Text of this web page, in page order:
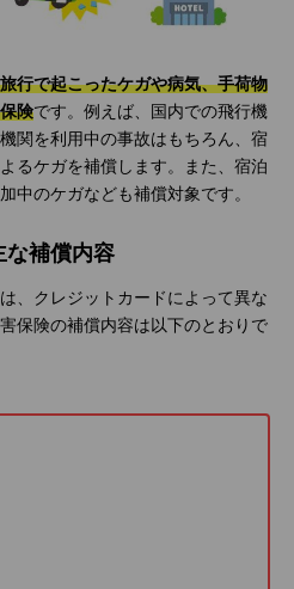
行で起こったケガや病気、手荷物
険です。例えば、国内での飛行機
関を利用中の事故はもちろん、宿
るケガを補償します。また、宿泊
中のケガなども補償対象です。
な補償内容
、クレジットカードによって異な
保険の補償内容は以下のとおりで